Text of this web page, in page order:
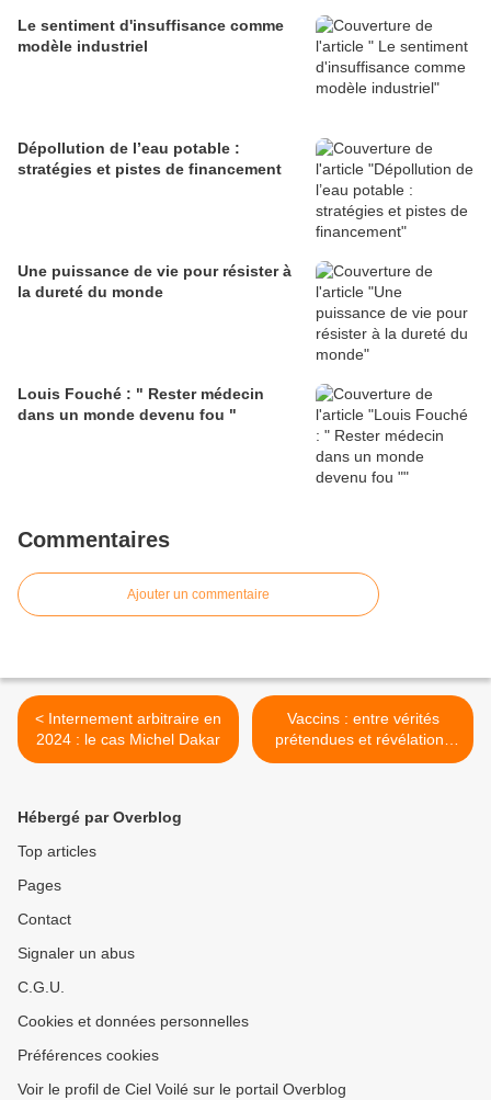
Le sentiment d'insuffisance comme
modèle industriel
Dépollution de l’eau potable :
stratégies et pistes de financement
Une puissance de vie pour résister à
la dureté du monde
Louis Fouché : " Rester médecin
dans un monde devenu fou "
Commentaires
Ajouter un commentaire
< Internement arbitraire en
2024 : le cas Michel Dakar
Vaccins : entre vérités
prétendues et révélations
troublantes - l'analyse de
Hébergé par Overblog
Top articles
Pages
Contact
Signaler un abus
C.G.U.
Cookies et données personnelles
Préférences cookies
Voir le profil de Ciel Voilé sur le portail Overblog